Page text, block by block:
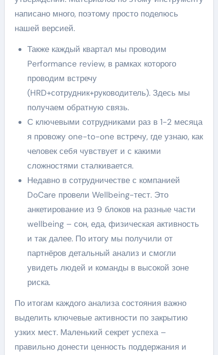
написано много, поэтому просто поделюсь
нашей версией.
Также каждый квартал мы проводим
Performance review, в рамках которого
проводим встречу
(HRD+сотрудник+руководитель). Здесь мы
получаем обратную связь.
С ключевыми сотрудниками раз в 1-2 месяца
я провожу one-to-one встречу, где узнаю, как
человек себя чувствует и с какими
сложностями сталкивается.
Недавно в сотрудничестве с компанией
DoCare провели Wellbeing-тест. Это
анкетирование из 9 блоков на разные части
wellbeing – сон, еда, физическая активность
и так далее. По итогу мы получили от
партнёров детальный анализ и смогли
увидеть людей и команды в высокой зоне
риска.
По итогам каждого анализа состояния важно
выделить ключевые активности по закрытию
узких мест. Маленький секрет успеха –
правильно донести ценность поддержания и